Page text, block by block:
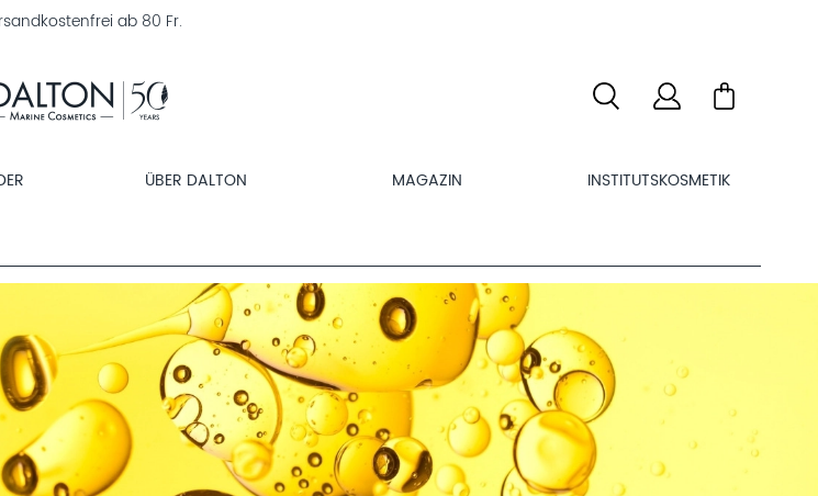
ab 80 Fr.
ÜBER DALTON MAGAZIN INSTITUTSKOSMETIK